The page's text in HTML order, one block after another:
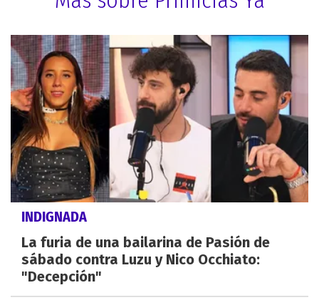
INDIGNADA
La furia de una bailarina de Pasión de
sábado contra Luzu y Nico Occhiato:
"Decepción"